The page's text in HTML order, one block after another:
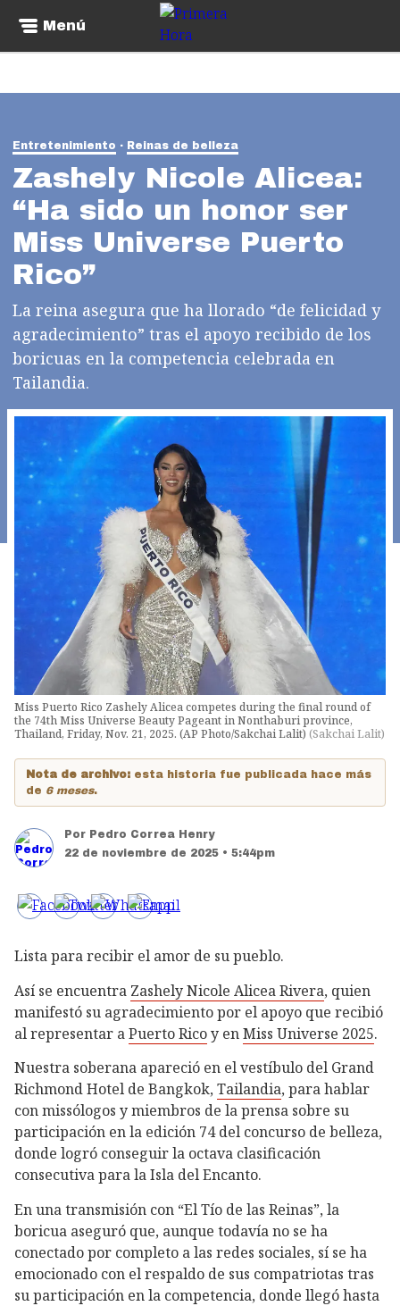
Menú
Entretenimiento Reinas de belleza
Zashely Nicole Alicea:
“Ha sido un honor ser
Miss Universe Puerto
Rico”
La reina asegura que ha llorado “de felicidad y
agradecimiento” tras el apoyo recibido de los
boricuas en la competencia celebrada en
Tailandia.
Miss Puerto Rico Zashely Alicea competes during the final round of
the 74th Miss Universe Beauty Pageant in Nonthaburi province,
Thailand, Friday, Nov. 21, 2025. (AP Photo/Sakchai Lalit) (Sakchai Lalit)
Nota de archivo: esta historia fue publicada hace más
de 6 meses.
Por Pedro Correa Henry
22 de noviembre de 2025 • 5:44pm
Lista para recibir el amor de su pueblo.
Así se encuentra Zashely Nicole Alicea Rivera, quien
manifestó su agradecimiento por el apoyo que recibió
al representar aPuerto Ricoy enMiss Universe 2025.
Nuestra soberana apareció en el vestíbulo del Grand
Richmond Hotel de Bangkok,Tailandia, para hablar
con missólogos y miembros de la prensa sobre su
participación en la edición 74 del concurso de belleza,
donde logró conseguir la octava clasificación
consecutiva para la Isla del Encanto.
En una transmisión con “El Tío de las Reinas”, la
boricua aseguró que, aunque todavía no se ha
conectado por completo a las redes sociales, sí se ha
emocionado con el respaldo de sus compatriotas tras
su participación en la competencia, donde llegó hasta